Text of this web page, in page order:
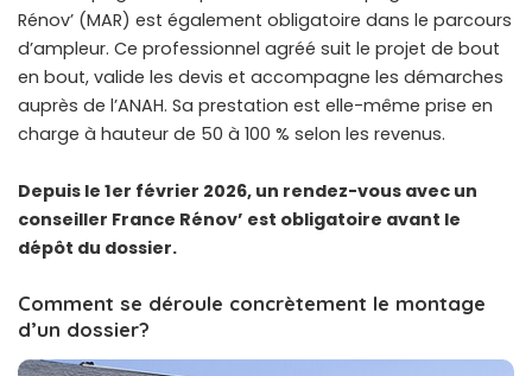
Rénov’ (MAR) est également obligatoire dans le parcours
d’ampleur. Ce professionnel agréé suit le projet de bout
en bout, valide les devis et accompagne les démarches
auprès de l’ANAH. Sa prestation est elle-même prise en
charge à hauteur de 50 à 100 % selon les revenus.
Depuis le 1er février 2026, un rendez-vous avec un
conseiller France Rénov’ est obligatoire avant le
dépôt du dossier.
Comment se déroule concrètement le montage
d’un dossier?